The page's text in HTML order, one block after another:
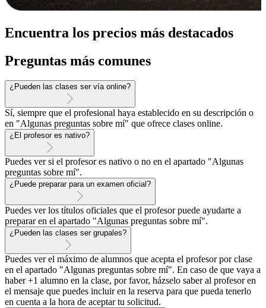
Encuentra los precios más destacados
Preguntas más comunes
¿Pueden las clases ser vía online?
Sí, siempre que el profesional haya establecido en su descripción o
en "Algunas preguntas sobre mí" que ofrece clases online.
¿El profesor es nativo?
Puedes ver si el profesor es nativo o no en el apartado "Algunas
preguntas sobre mí".
¿Puede preparar para un examen oficial?
Puedes ver los títulos oficiales que el profesor puede ayudarte a
preparar en el apartado "Algunas preguntas sobre mí".
¿Pueden las clases ser grupales?
Puedes ver el máximo de alumnos que acepta el profesor por clase
en el apartado "Algunas preguntas sobre mí". En caso de que vaya a
haber +1 alumno en la clase, por favor, házselo saber al profesor en
el mensaje que puedes incluir en la reserva para que pueda tenerlo
en cuenta a la hora de aceptar tu solicitud.